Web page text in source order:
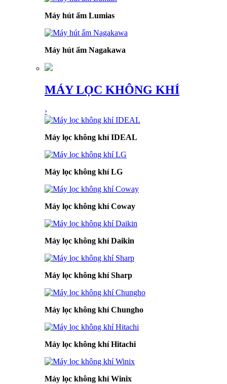
Máy hút ẩm Lumias
Máy hút ẩm Nagakawa
MÁY LỌC KHÔNG KHÍ
›
Máy lọc không khí IDEAL
Máy lọc không khí LG
Máy lọc không khí Coway
Máy lọc không khí Daikin
Máy lọc không khí Sharp
Máy lọc không khí Chungho
Máy lọc không khí Hitachi
Máy lọc không khí Winix